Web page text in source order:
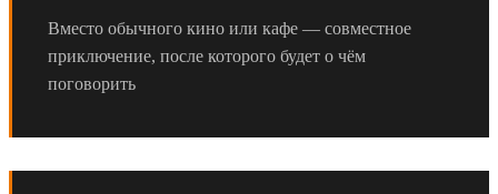
Вместо обычного кино или кафе — совместное
приключение, после которого будет о чём
поговорить